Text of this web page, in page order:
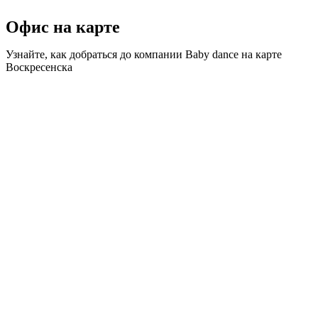
Офис на карте
Узнайте, как добраться до компании Baby dance на карте
Воскресенска